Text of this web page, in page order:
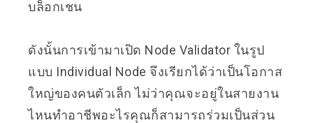
บล็อกเชน
ดังนั้นการเข้ามาเปิด Node Validator ในรูป
แบบ Individual Node จึงเรียกได้ว่าเป็นโอกาส
ใหญ่ของคนตัวเล็ก ไม่ว่าคุณจะอยู่ในสายงาน
ไหนทำอาชีพอะไรคุณก็สามารถร่วมเป็นส่วน